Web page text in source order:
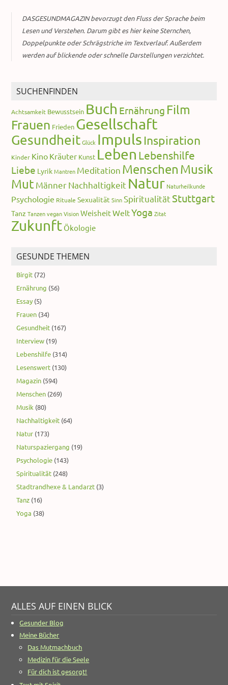
DASGESUNDMAGAZIN bevorzugt den Fluss der Sprache beim
Lesen und Verstehen. Darum gibt es hier keine Sternchen,
Doppelpunkte oder Schrägstriche im Textverlauf. Außerdem
werden auf blickende oder schnelle Darstellungen verzichtet.
SUCHENFINDEN
Achtsamkeit Bewusstsein Buch Ernährung Film
Frauen Frieden Gesellschaft
Gesundheit Glück Impuls Inspiration
Kinder Kino Kräuter Kunst Leben Lebenshilfe
Liebe Lyrik Mantren Meditation Menschen Musik
Mut MännerNachhaltigkeit Natur Naturheilkunde
Psychologie Rituale Sexualität Sinn SpiritualitätStuttgart
Tanz Tanzen vegan Vision WeisheitWeltYoga Zitat
Zukunft Ökologie
GESUNDE THEMEN
Birgit (72)
Ernährung (56)
Essay (5)
Frauen (34)
Gesundheit (167)
Interview (19)
Lebenshilfe (314)
Lesenswert (130)
Magazin (594)
Menschen (269)
Musik (80)
Nachhaltigkeit (64)
Natur (173)
Naturspaziergang (19)
Psychologie (143)
Spiritualität (248)
Stadtrandhexe & Landarzt (3)
Tanz (16)
Yoga (38)
ALLES AUF EINEN BLICK
Gesunder Blog
Meine Bücher
Das Mutmachbuch
Medizin für die Seele
Für dich ist gesorgt!